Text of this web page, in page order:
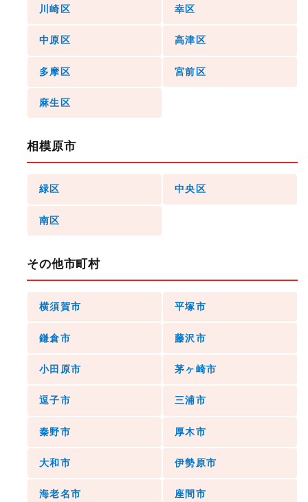
川崎区 幸区
中原区 高津区
多摩区 宮前区
麻生区
相模原市
緑区 中央区
南区
その他市町村
横須賀市 平塚市
鎌倉市 藤沢市
小田原市 茅ヶ崎市
逗子市 三浦市
秦野市 厚木市
大和市 伊勢原市
海老名市 座間市